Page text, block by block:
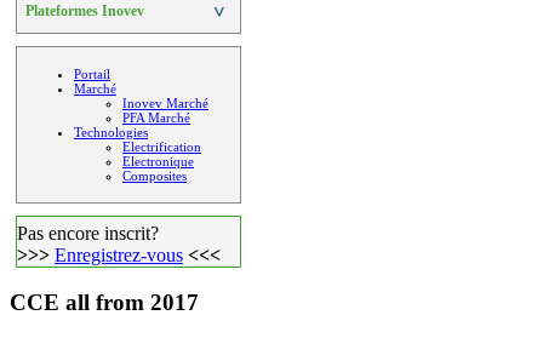
Plateformes Inovev >
Portail
Marché
Inovev Marché
PFA Marché
Technologies
Electrification
Electronique
Composites
Pas encore inscrit?
>>> Enregistrez-vous <<<
CCE all from 2017